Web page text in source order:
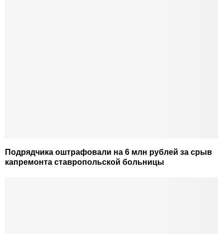
Подрядчика оштрафовали на 6 млн рублей за срыв
капремонта ставропольской больницы